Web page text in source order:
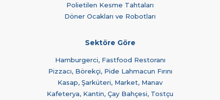
Polietilen Kesme Tahtaları
Döner Ocakları ve Robotları
Sektöre Göre
Hamburgerci, Fastfood Restoranı
Pizzacı, Börekçi, Pide Lahmacun Fırını
Kasap, Şarküteri, Market, Manav
Kafeterya, Kantin, Çay Bahçesi, Tostçu